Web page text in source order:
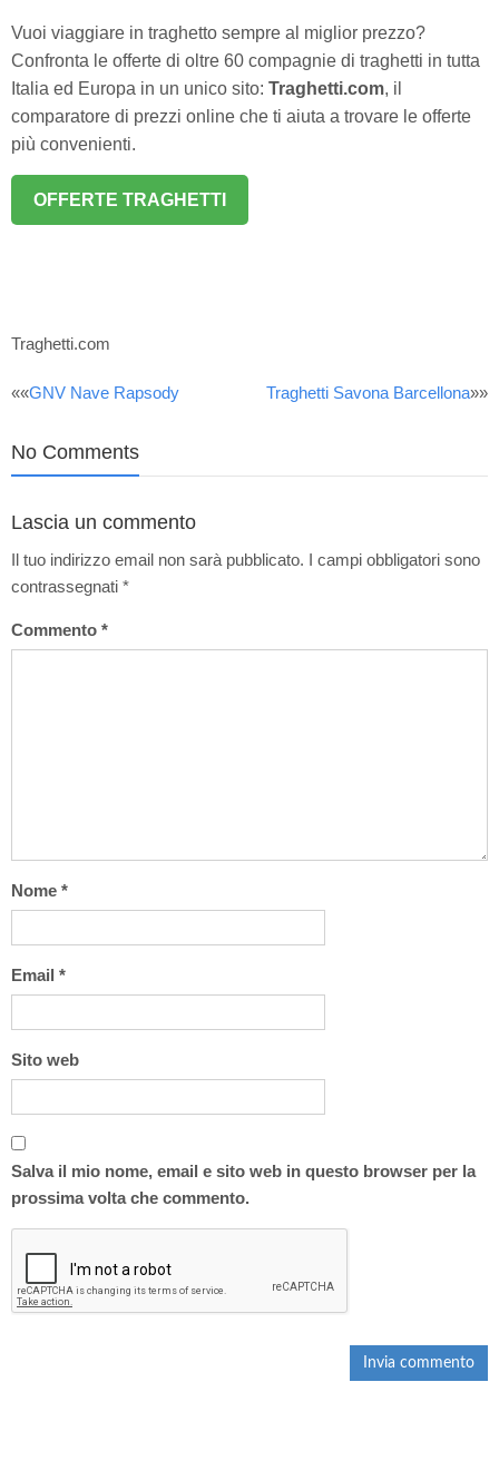
Vuoi viaggiare in traghetto sempre al miglior prezzo?
Confronta le offerte di oltre 60 compagnie di traghetti in tutta
Italia ed Europa in un unico sito: Traghetti.com, il
comparatore di prezzi online che ti aiuta a trovare le offerte
più convenienti.
OFFERTE TRAGHETTI
Traghetti.com
Post
navigation
««GNV Nave Rapsody Traghetti Savona Barcellona»»
No Comments
Lascia un commento
Il tuo indirizzo email non sarà pubblicato. I campi obbligatori sono
contrassegnati *
Commento *
Nome *
Email *
Sito web
Salva il mio nome, email e sito web in questo browser per la
prossima volta che commento.